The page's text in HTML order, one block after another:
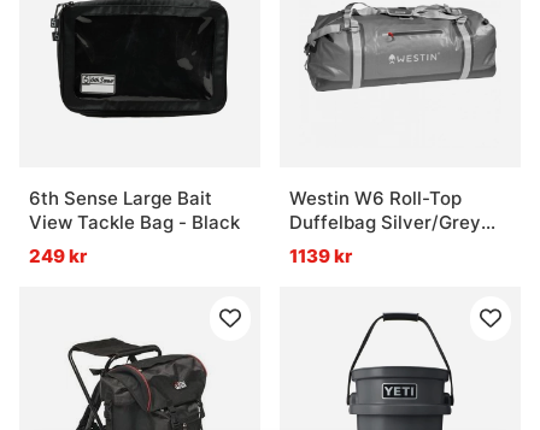
6th Sense Large Bait
View Tackle Bag - Black
249 kr
Westin W6 Roll-Top
Duffelbag Silver/Grey
Large
1139 kr